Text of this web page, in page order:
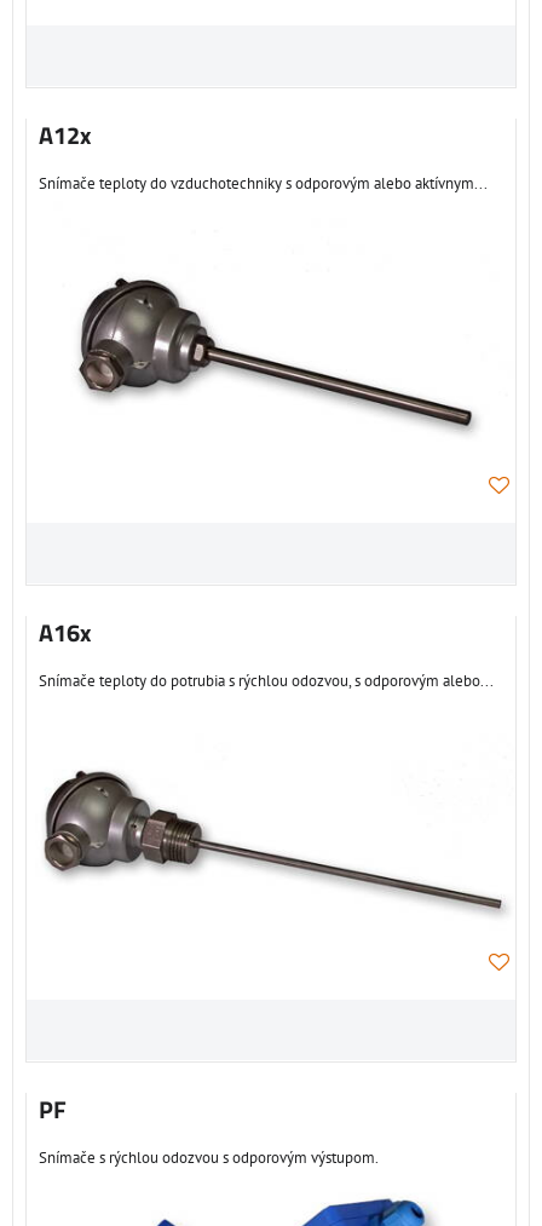
A12x
Snímače teploty do vzduchotechniky s odporovým alebo aktívnym...
A16x
Snímače teploty do potrubia s rýchlou odozvou, s odporovým alebo...
PF
Snímače s rýchlou odozvou s odporovým výstupom.